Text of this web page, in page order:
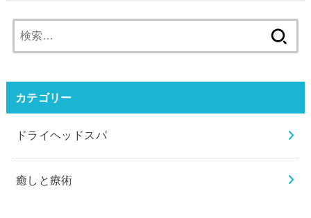
索:
カテゴリー
ドライヘッドスパ
癒しと療術